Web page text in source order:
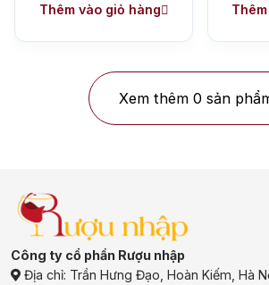
Thêm vào giỏ hàng
Xem thêm 0 sản
Công ty cổ phần Rượu nhập
Địa chỉ: Trần Hưng Đạo, Hoàn Kiếm, Hà